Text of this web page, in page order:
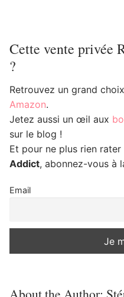
Cette vente privée
?
Retrouvez un grand
Amazon.
Jetez aussi un œil aux
sur le blog !
Et pour ne plus rien rater
Addict, abonnez-vous à
Email